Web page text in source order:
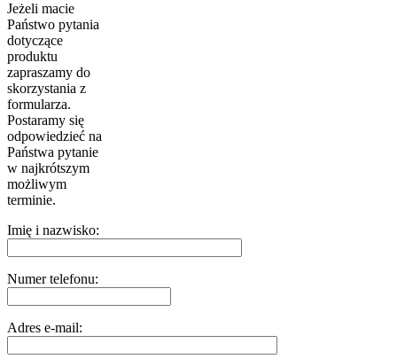
Jeżeli macie
Państwo pytania
dotyczące
produktu
zapraszamy do
skorzystania z
formularza.
Postaramy się
odpowiedzieć na
Państwa pytanie
w najkrótszym
możliwym
terminie.
Imię i nazwisko:
Numer telefonu:
Adres e-mail: